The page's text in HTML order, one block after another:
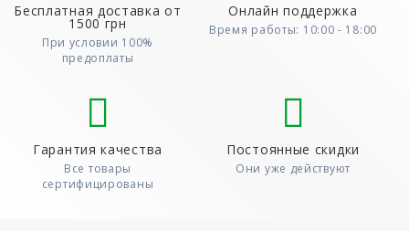
Бесплатная доставка от
1500 грн
При условии 100%
предоплаты
Онлайн поддержка
Время работы: 10:00 - 18:00
Гарантия качества
Все товары
сертифицированы
Постоянные скидки
Они уже действуют